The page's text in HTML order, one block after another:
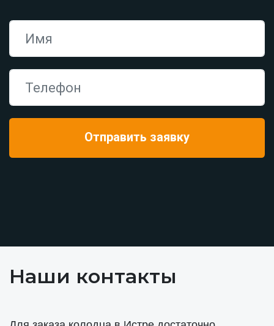
Наши контакты